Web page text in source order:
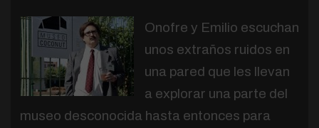
Onofre y Emilio escuchan
unos extraños ruidos en
una pared que les llevan
a explorar una parte del
museo desconocida hasta entonces para